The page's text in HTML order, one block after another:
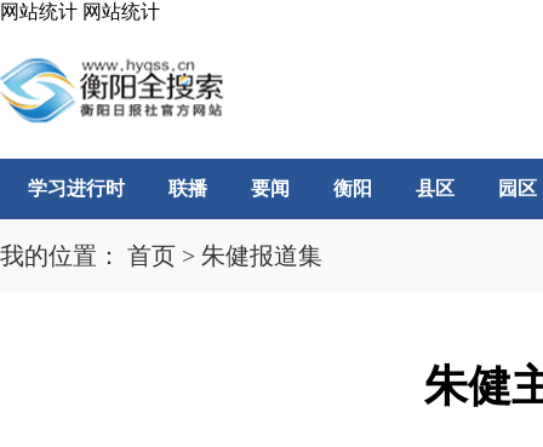
网站统计 网站统计
学习进行时 联播 要闻 衡阳 县区 园区
我的位置： 首页 > 朱健报道集
朱健